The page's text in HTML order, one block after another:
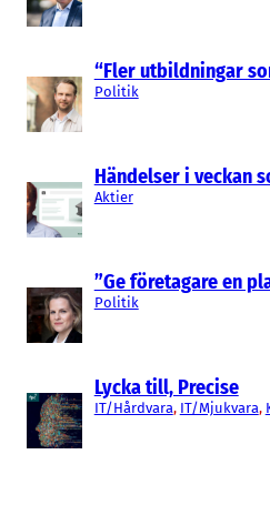
“Fler utbildningar
Politik
Händelser i veckan
Aktier
”Ge företagare en
Politik
Lycka till, Precise
IT/Hårdvara, IT/Mjukvara,